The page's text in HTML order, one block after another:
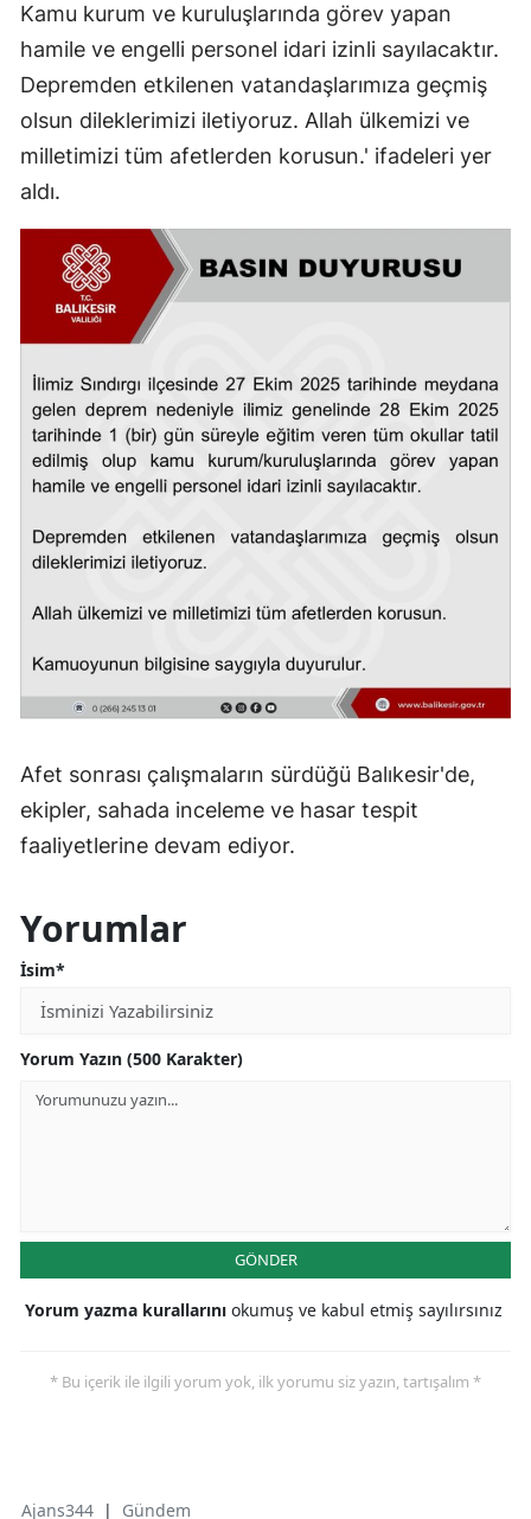
Kamu kurum ve kuruluşlarında görev yapan
hamile ve engelli personel idari izinli sayılacaktır.
Depremden etkilenen vatandaşlarımıza geçmiş
olsun dileklerimizi iletiyoruz. Allah ülkemizi ve
milletimizi tüm afetlerden korusun.' ifadeleri yer
aldı.
Afet sonrası çalışmaların sürdüğü Balıkesir'de,
ekipler, sahada inceleme ve hasar tespit
faaliyetlerine devam ediyor.
Yorumlar
İsim*
Yorum Yazın (500 Karakter)
GÖNDER
Yorum yazma kurallarını okumuş ve kabul etmiş sayılırsınız
* Bu içerik ile ilgili yorum yok, ilk yorumu siz yazın, tartışalım *
Ajans344 | Gündem